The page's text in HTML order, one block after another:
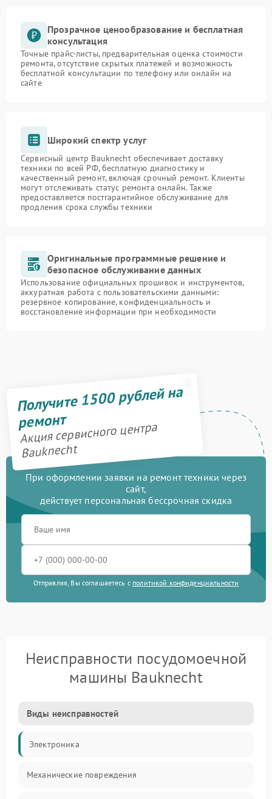
Прозрачное ценообразование и бесплатная
консультация
Точные прайс-листы, предварительная оценка стоимости
ремонта, отсутствие скрытых платежей и возможность
бесплатной консультации по телефону или онлайн на
сайте
Широкий спектр услуг
Сервисный центр Bauknecht обеспечивает доставку
техники по всей РФ, бесплатную диагностику и
качественный ремонт, включая срочный ремонт. Клиенты
могут отслеживать статус ремонта онлайн. Также
предоставляется постгарантийное обслуживание для
продления срока службы техники
Оригинальные программные решение и
безопасное обслуживание данных
Использование официальных прошивок и инструментов,
аккуратная работа с пользовательскими данными:
резервное копирование, конфиденциальность и
восстановление информации при необходимости
Получите 1500 рублей на
ремонт
Акция сервисного центра
Bauknecht
При оформлении заявки на ремонт техники через
сайт,
действует персональная бессрочная скидка
Отправляя, Вы соглашаетесь с политикой конфиденциальности
Неисправности посудомоечной
машины Bauknecht
Виды неисправностей
Электроника
Механические повреждения